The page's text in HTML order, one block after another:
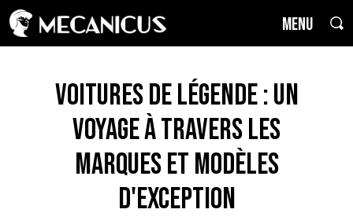
MENU
Voitures de Légende : un
voyage à travers les
marques et modèles
d'exception